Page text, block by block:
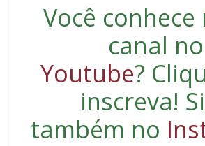
Você conhece
canal no
Youtube?
inscreva!
também no